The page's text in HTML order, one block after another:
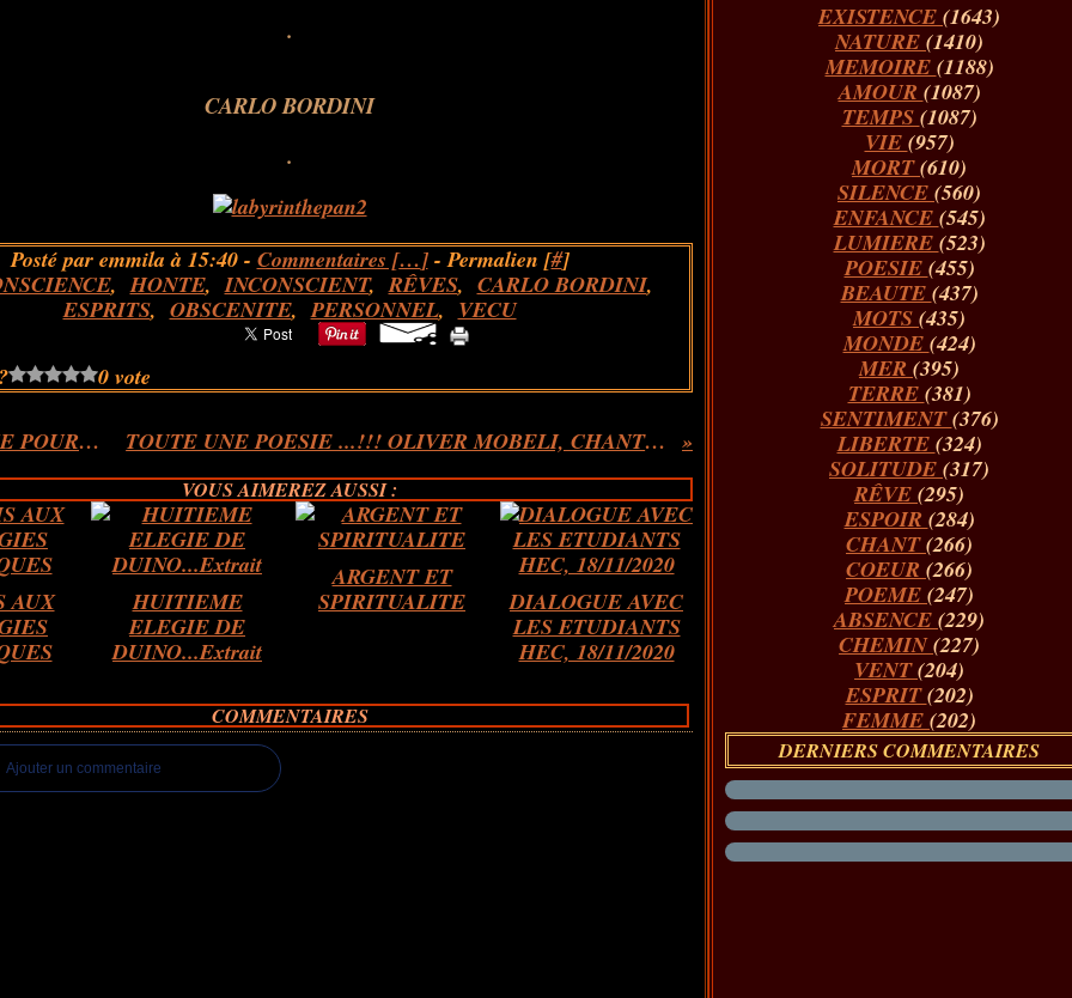
.
CARLO BORDINI
.
Posté par emmila à 15:40 - Commentaires […]- Permalien [#]
,HONTE,INCONSCIENT,RÊVES, CARLO BORDINI,
ESPRITS, OBSCENITE,PERSONNEL, VECU
0 vote
SONATINE POUR PIANO TOUTE UNE POESIE ...!!! OLIVER MOBELI, CHANTEUR DE RUE...
VOUS AIMEREZ AUSSI :
AUX
HUITIEME
ELEGIE DE
DUINO...Extrait
ARGENT ET
SPIRITUALITE
DIALOGUE AVEC
LES ETUDIANTS
HEC, 18/11/2020
COMMENTAIRES
Ajouter un commentaire
EXISTENCE (1643)
NATURE (1410)
MEMOIRE (1188)
AMOUR (1087)
TEMPS (1087)
VIE (957)
MORT(610)
SILENCE (560)
ENFANCE (545)
LUMIERE (523)
POESIE (455)
BEAUTE (437)
MOTS (435)
MONDE (424)
MER (395)
TERRE (381)
SENTIMENT(376)
LIBERTE (324)
SOLITUDE (317)
RÊVE (295)
ESPOIR (284)
CHANT(266)
COEUR (266)
POEME (247)
ABSENCE (229)
CHEMIN(227)
VENT(204)
ESPRIT(202)
FEMME (202)
DERNIERS COMMENTAIRES